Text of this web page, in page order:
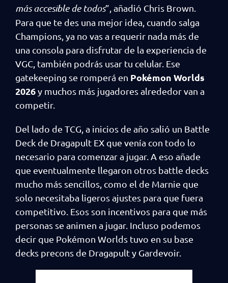
más accesible de todos”, añadió Chris Brown.
Para que te des una mejor idea, cuando salga
Champions, ya no vas a requerir nada más de
una consola para disfrutar de la experiencia de
VGC, también podrás usar tu celular. Ese
gatekeeping se romperá en Pokémon Worlds
2026y muchos más jugadores alrededor van a
competir.
Del lado de TCG, a inicios de año salió un Battle
Deck de Dragapult EX que venía con todo lo
necesario para comenzar a jugar. A eso añade
que eventualmente llegaron otros battle decks
mucho más sencillos, como el de Marnie que
solo necesitaba ligeros ajustes para que fuera
competitivo. Esos son incentivos para que más
personas se animen a jugar. Incluso podemos
decir que Pokémon Worlds tuvo en su base
decks precons de Dragapult y Gardevoir.